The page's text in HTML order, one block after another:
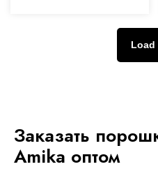
Load
Заказать
Amika оптом